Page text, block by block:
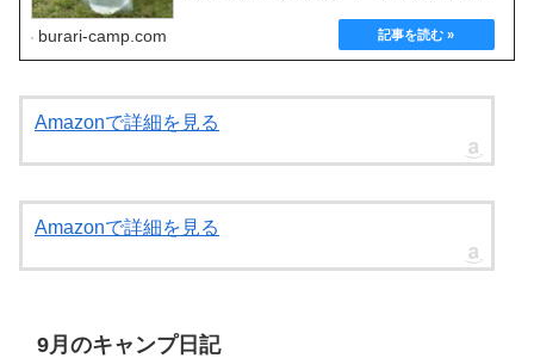
ってみた使用感やオススメポイントを解説します。
burari-camp.com
Amazonで詳細を見る
Amazonで詳細を見る
9月のキャンプ日記